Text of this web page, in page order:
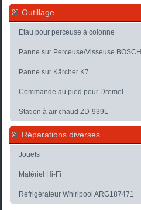
Outillage
Etau pour perceuse à colonne
Panne sur Perceuse/Visseuse BOSCH
Panne sur Kärcher K7
Commande au pied pour Dremel
Station à air chaud ZD-939L
Réparations diverses
Jouets
Matériel Hi-Fi
Réfrigérateur Whirlpool ARG187471